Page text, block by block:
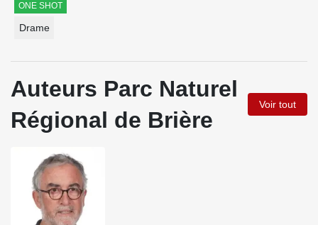
ONE SHOT
Drame
Auteurs Parc Naturel
Régional de Brière
Voir tout